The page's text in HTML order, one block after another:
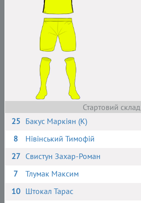
Стартовий склад
25 Бакус Маркіян (К)
8
Нівінський Тимофій
27 Свистун Захар-Роман
7
Тлумак Максим
10 Штокал Тарас